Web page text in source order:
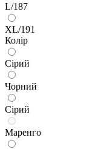
L/187
XL/191
Колір
Сірий
Чорний
Сірий
Маренго